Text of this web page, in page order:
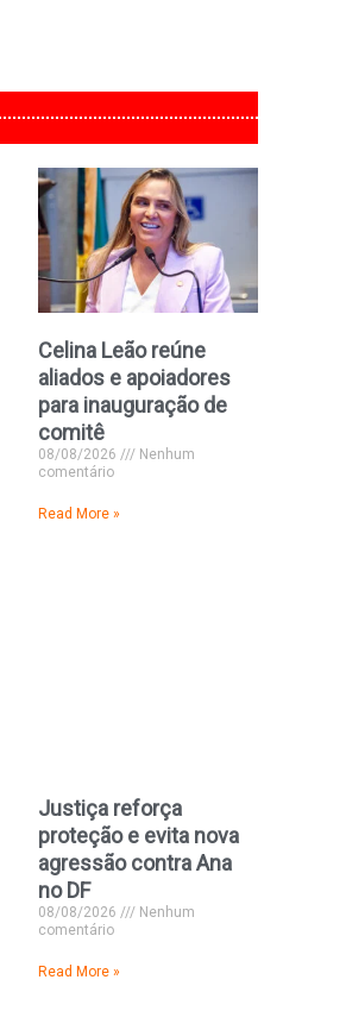
Celina Leão reúne
aliados e apoiadores
para inauguração de
comitê
08/08/2026
Nenhum
comentário
Read More »
Justiça reforça
proteção e evita nova
agressão contra Ana
no DF
08/08/2026
Nenhum
comentário
Read More »